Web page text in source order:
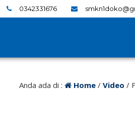
0342331676
Anda ada di : Home/ Video /